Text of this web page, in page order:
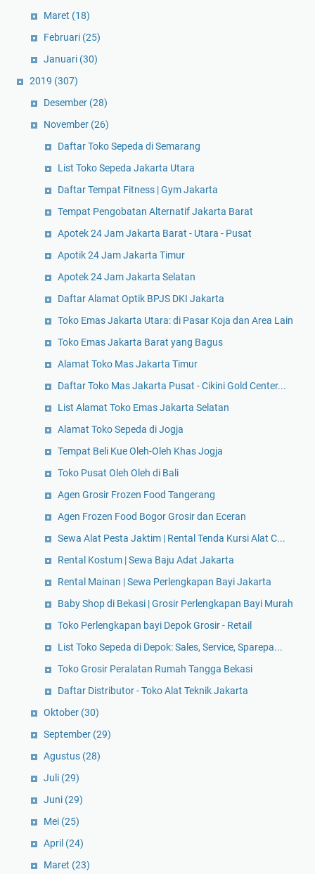
Maret (18)
Februari (25)
Januari (30)
2019 (307)
Desember (28)
November (26)
Daftar Toko Sepeda di Semarang
List Toko Sepeda Jakarta Utara
Daftar Tempat Fitness | Gym Jakarta
Tempat Pengobatan Alternatif Jakarta Barat
Apotek 24 Jam Jakarta Barat - Utara - Pusat
Apotik 24 Jam Jakarta Timur
Apotek 24 Jam Jakarta Selatan
Daftar Alamat Optik BPJS DKI Jakarta
Toko Emas Jakarta Utara: di Pasar Koja dan Area Lain
Toko Emas Jakarta Barat yang Bagus
Alamat Toko Mas Jakarta Timur
Daftar Toko Mas Jakarta Pusat - Cikini Gold Center...
List Alamat Toko Emas Jakarta Selatan
Alamat Toko Sepeda di Jogja
Tempat Beli Kue Oleh-Oleh Khas Jogja
Toko Pusat Oleh Oleh di Bali
Agen Grosir Frozen Food Tangerang
Agen Frozen Food Bogor Grosir dan Eceran
Sewa Alat Pesta Jaktim | Rental Tenda Kursi Alat C...
Rental Kostum | Sewa Baju Adat Jakarta
Rental Mainan | Sewa Perlengkapan Bayi Jakarta
Baby Shop di Bekasi | Grosir Perlengkapan Bayi Murah
Toko Perlengkapan bayi Depok Grosir - Retail
List Toko Sepeda di Depok: Sales, Service, Sparepa...
Toko Grosir Peralatan Rumah Tangga Bekasi
Daftar Distributor - Toko Alat Teknik Jakarta
Oktober (30)
September (29)
Agustus (28)
Juli (29)
Juni (29)
Mei (25)
April (24)
Maret (23)